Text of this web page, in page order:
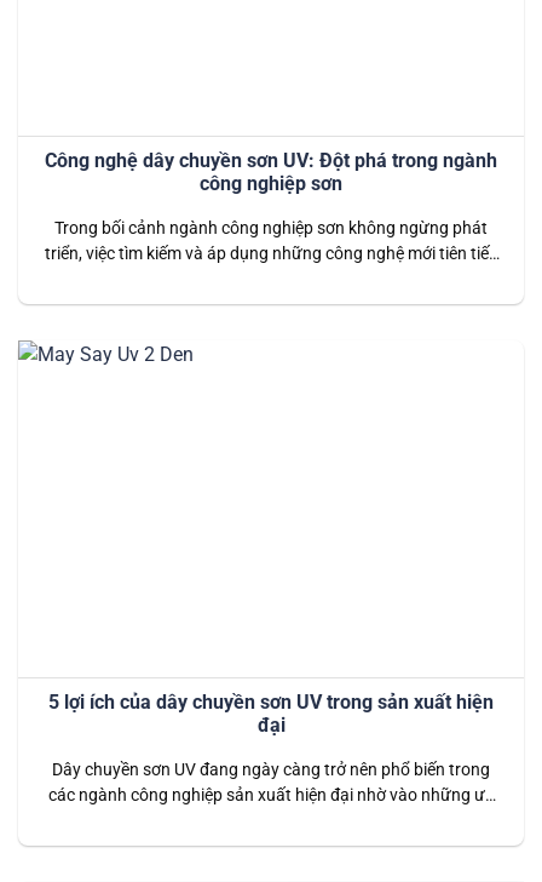
Công nghệ dây chuyền sơn UV: Đột phá trong ngành
công nghiệp sơn
Trong bối cảnh ngành công nghiệp sơn không ngừng phát
triển, việc tìm kiếm và áp dụng những công nghệ mới tiên tiến
lớn nhất trong lĩnh vực này chính là công nghệ dây chuyền
5 lợi ích của dây chuyền sơn UV trong sản xuất hiện
đại
Dây chuyền sơn UV đang ngày càng trở nên phổ biến trong
các ngành công nghiệp sản xuất hiện đại nhờ vào những ưu
hiệu suất sản xuất đến bảo vệ môi trường, dây chuyền sơn